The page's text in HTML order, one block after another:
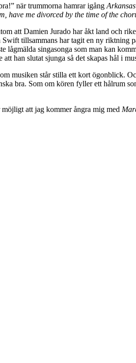
när trummorna hamrar igångArkansas
have me divorced by the time of the
att Damien Jurado har åkt land och
tillsammans har tagit en ny riktning
singasonga som man kan
han slutat sjunga så det skapas hål i
musiken står stilla ett kort ögonblick.
bra. Som om kören fyller ett hålrum
möjligt att jag kommer ångra mig med